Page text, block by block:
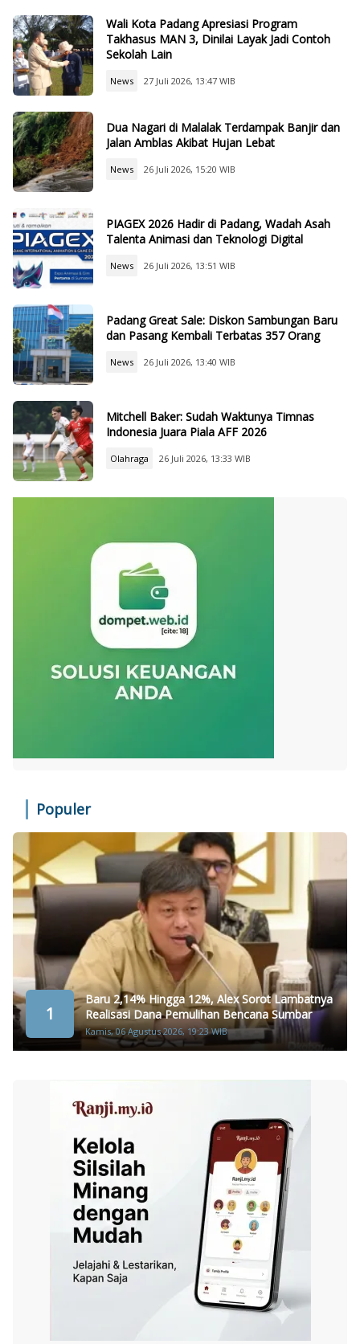
Wali Kota Padang Apresiasi Program
Takhasus MAN 3, Dinilai Layak Jadi Contoh
Sekolah Lain
News 27 Juli 2026, 13:47 WIB
Dua Nagari di Malalak Terdampak Banjir dan
Jalan Amblas Akibat Hujan Lebat
News 26 Juli 2026, 15:20 WIB
PIAGEX 2026 Hadir di Padang, Wadah Asah
Talenta Animasi dan Teknologi Digital
News 26 Juli 2026, 13:51 WIB
Padang Great Sale: Diskon Sambungan Baru
dan Pasang Kembali Terbatas 357 Orang
News 26 Juli 2026, 13:40 WIB
Mitchell Baker: Sudah Waktunya Timnas
Indonesia Juara Piala AFF 2026
Olahraga 26 Juli 2026, 13:33 WIB
Populer
1
Baru 2,14% Hingga 12%, Alex Sorot Lambatnya
Realisasi Dana Pemulihan Bencana Sumbar
Kamis, 06 Agustus 2026, 19:23 WIB